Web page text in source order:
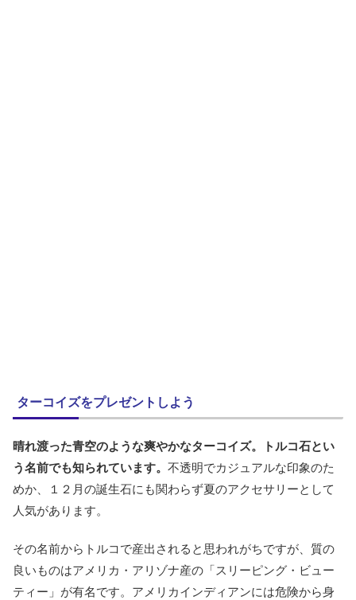
ターコイズをプレゼントしよう
晴れ渡った青空のような爽やかなターコイズ。トルコ石とい
う名前でも知られています。 不透明でカジュアルな印象のた
めか、１２月の誕生石にも関わらず夏のアクセサリーとして
人気があります。
その名前からトルコで産出されると思われがちですが、質の
良いものはアメリカ・アリゾナ産の「スリーピング・ビュー
ティー」が有名です。アメリカインディアンには危険から身